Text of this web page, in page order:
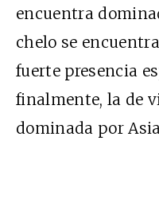
encuentra
chelo se
fuerte presencia
finalmente, la de
dominada por